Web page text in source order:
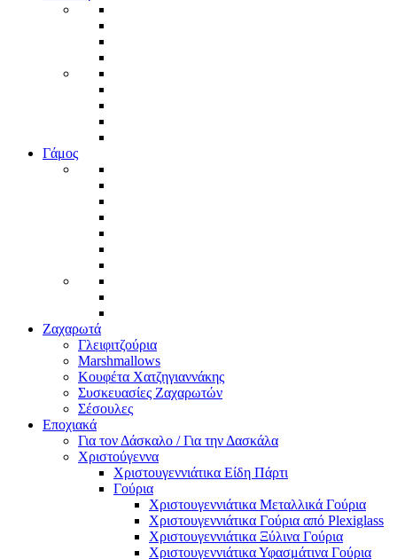
Γάμος
Ζαχαρωτά
Γλειφιτζούρια
Marshmallows
Κουφέτα Χατζηγιαννάκης
Συσκευασίες Ζαχαρωτών
Σέσουλες
Εποχιακά
Για τον Δάσκαλο / Για την Δασκάλα
Χριστούγεννα
Χριστουγεννιάτικα Είδη Πάρτι
Γούρια
Χριστουγεννιάτικα Μεταλλικά Γούρια
Χριστουγεννιάτικα Γούρια από Plexiglass
Χριστουγεννιάτικα Ξύλινα Γούρια
Χριστουγεννιάτικα Υφασμάτινα Γούρια